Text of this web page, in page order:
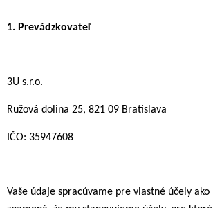
1. Prevádzkovateľ
3U s.r.o.
Ružová dolina 25, 821 09 Bratislava
IČO: 35947608
Vaše údaje spracúvame pre vlastné účely ako